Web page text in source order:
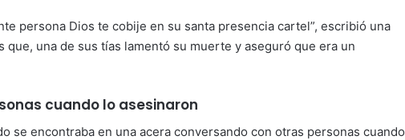
persona Dios te cobije en su santa presencia cartel”, escribió una
que, una de sus tías lamentó su muerte y aseguró que era un
cuando lo asesinaron
se encontraba en una acera conversando con otras personas cuando